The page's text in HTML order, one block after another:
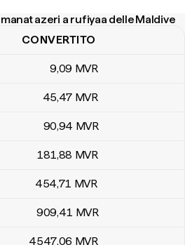
azeri a rufiyaa delle Maldive
azeri a rufiyaa delle Maldive
CONVERTITO
9,09 MVR
45,47 MVR
90,94 MVR
181,88 MVR
454,71 MVR
909,41 MVR
4547,06 MVR